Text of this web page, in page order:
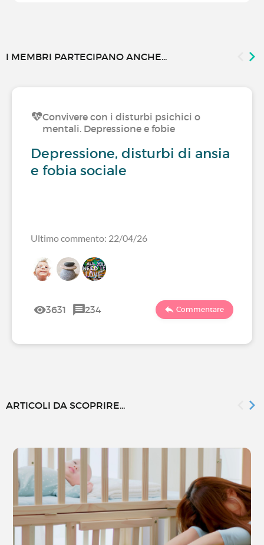
I MEMBRI PARTECIPANO ANCHE...
Convivere con i disturbi psichici o
mentali. Depressione e fobie
Depressione, disturbi di ansia
e fobia sociale
Ultimo commento: 22/04/26
3631 234 Commentare
ARTICOLI DA SCOPRIRE...